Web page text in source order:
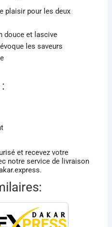
plaisir pour les deux
douce et lascive
les saveurs
et recevez votre
notre service de livraison